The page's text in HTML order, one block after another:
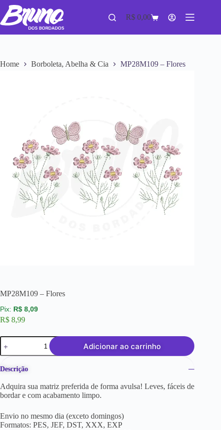
R$ 0,00
Home Borboleta, Abelha & Cia MP28M109 – Flores
MP28M109 – Flores
R$ 8,09
R$ 8,99
Adicionar ao carrinho
Descrição
Adquira sua matriz preferida de forma avulsa! Leves, fáceis de
bordar e com acabamento limpo.
Envio no mesmo dia (exceto domingos)
Formatos: PES, JEF, DST, XXX, EXP